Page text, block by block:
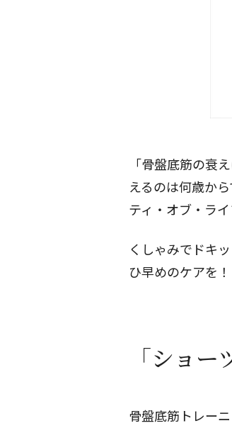
「骨盤底筋の衰
えるのは何歳か
ティ・オブ・ラ
くしゃみでドキ
ひ早めのケアを！
「ショ
骨盤底筋トレー